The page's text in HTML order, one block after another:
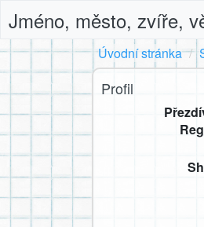
Jméno, město, zvíře,
Úvodní stránka
Profil